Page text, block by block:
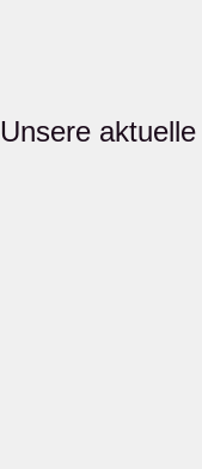
Unsere